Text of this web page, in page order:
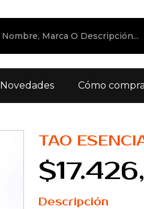
Novedades Cómo
TAO
Descripción